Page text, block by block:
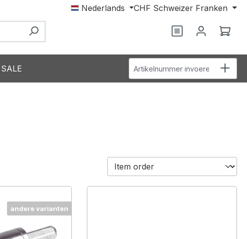
Nederlands CHF Schweizer Franken
SALE Artikelnummer invoeren
andere varianten